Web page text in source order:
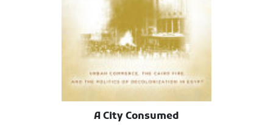
A City Consumed